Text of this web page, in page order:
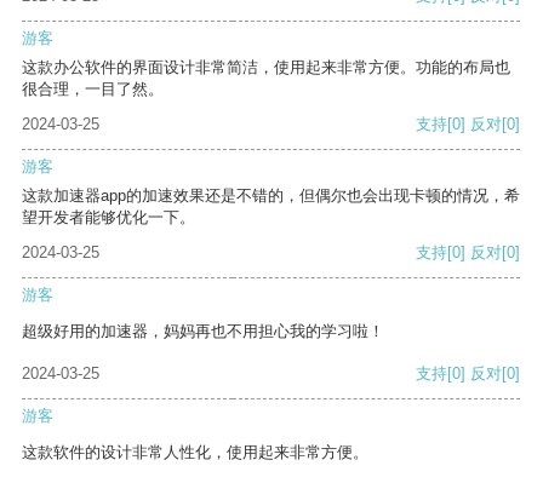
游客
这款办公软件的界面设计非常简洁，使用起来非常方便。功能的布局也
很合理，一目了然。
2024-03-25
支持[0] 反对[0]
游客
这款加速器app的加速效果还是不错的，但偶尔也会出现卡顿的情况，希
望开发者能够优化一下。
2024-03-25
支持[0] 反对[0]
游客
超级好用的加速器，妈妈再也不用担心我的学习啦！
2024-03-25 支持[0] 反对[0]
游客
这款软件的设计非常人性化，使用起来非常方便。